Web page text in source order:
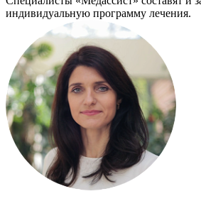
индивидуальную программу лечения.